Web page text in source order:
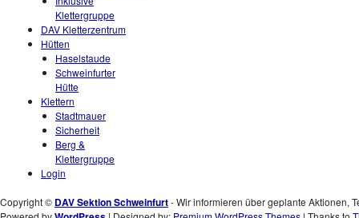
Klettergruppe
DAV Kletterzentrum
Hütten
Haselstaude
Schweinfurter
Hütte
Klettern
Stadtmauer
Sicherheit
Berg &
Klettergruppe
Login
Copyright © DAV Sektion Schweinfurt- Wir informieren über geplante Aktionen,